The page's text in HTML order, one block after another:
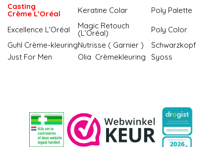
Casting
Crème L’Oréal Keratine Colar Poly Palette
Ex­cel­len­ce L'Oré­al Magic Retouch
(L’Oréal)
Poly Color
Guhl Crème-kleuringNutrisse ( Garnier )
Schwarzkopf
Just For Men
Olia Crèmekleuring Syoss